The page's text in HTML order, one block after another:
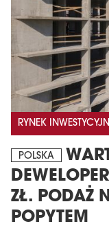
RYNEK
POLSKA
ZŁ. PODAŻ
POPYTEM